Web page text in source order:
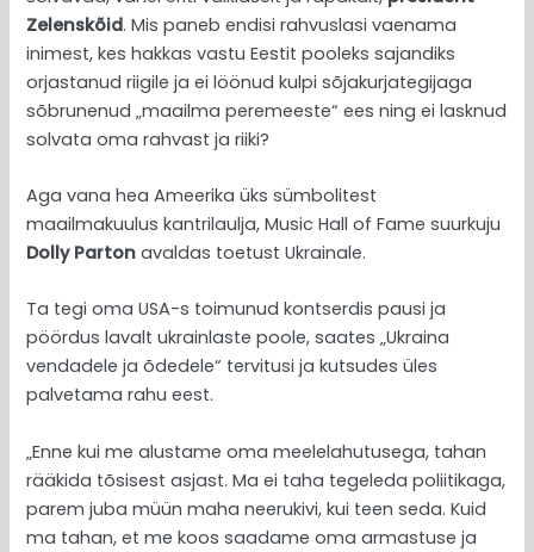
Zelenskõid. Mis paneb endisi rahvuslasi vaenama
inimest, kes hakkas vastu Eestit pooleks sajandiks
orjastanud riigile ja ei löönud kulpi sõjakurjategijaga
sõbrunenud „maailma peremeeste“ ees ning ei lasknud
solvata oma rahvast ja riiki?
Aga vana hea Ameerika üks sümbolitest
maailmakuulus kantrilaulja, Music Hall of Fame suurkuju
Dolly Parton avaldas toetust Ukrainale.
Ta tegi oma USA-s toimunud kontserdis pausi ja
pöördus lavalt ukrainlaste poole, saates „Ukraina
vendadele ja õdedele“ tervitusi ja kutsudes üles
palvetama rahu eest.
„Enne kui me alustame oma meelelahutusega, tahan
rääkida tõsisest asjast. Ma ei taha tegeleda poliitikaga,
parem juba müün maha neerukivi, kui teen seda. Kuid
ma tahan, et me koos saadame oma armastuse ja